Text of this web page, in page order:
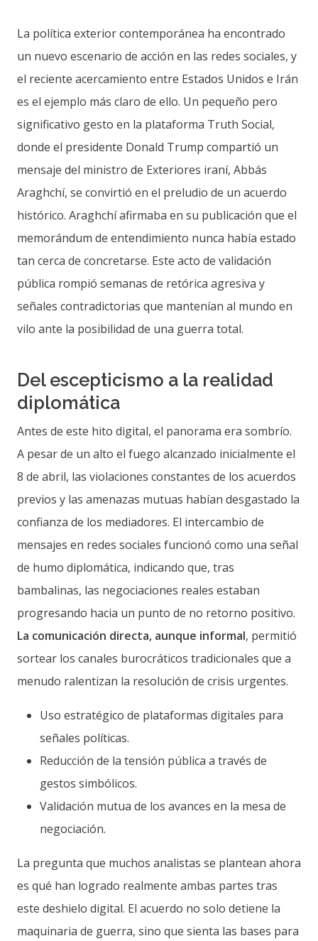
La política exterior contemporánea ha encontrado
un nuevo escenario de acción en las redes sociales, y
el reciente acercamiento entre Estados Unidos e Irán
es el ejemplo más claro de ello. Un pequeño pero
significativo gesto en la plataforma Truth Social,
donde el presidente Donald Trump compartió un
mensaje del ministro de Exteriores iraní, Abbás
Araghchí, se convirtió en el preludio de un acuerdo
histórico. Araghchí afirmaba en su publicación que el
memorándum de entendimiento nunca había estado
tan cerca de concretarse. Este acto de validación
pública rompió semanas de retórica agresiva y
señales contradictorias que mantenían al mundo en
vilo ante la posibilidad de una guerra total.
Del escepticismo a la realidad
diplomática
Antes de este hito digital, el panorama era sombrío.
A pesar de un alto el fuego alcanzado inicialmente el
8 de abril, las violaciones constantes de los acuerdos
previos y las amenazas mutuas habían desgastado la
confianza de los mediadores. El intercambio de
mensajes en redes sociales funcionó como una señal
de humo diplomática, indicando que, tras
bambalinas, las negociaciones reales estaban
progresando hacia un punto de no retorno positivo.
La comunicación directa, aunque informal, permitió
sortear los canales burocráticos tradicionales que a
menudo ralentizan la resolución de crisis urgentes.
Uso estratégico de plataformas digitales para
señales políticas.
Reducción de la tensión pública a través de
gestos simbólicos.
Validación mutua de los avances en la mesa de
negociación.
La pregunta que muchos analistas se plantean ahora
es qué han logrado realmente ambas partes tras
este deshielo digital. El acuerdo no solo detiene la
maquinaria de guerra, sino que sienta las bases para